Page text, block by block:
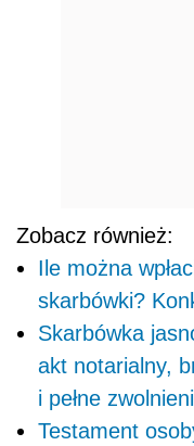
Zobacz również:
Ile można
skarbówki?
Skarbówka
akt notarialny,
i pełne
Testament